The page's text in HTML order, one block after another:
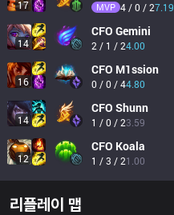
17 MVP 4 / 0 / 27.19
14
CFO Gemini
2 / 1 / 24.00
16
CFO M1ssion
0 / 0 / 44.80
14
CFO Shunn
1 / 0 / 23.59
12
CFO Koala
1 / 3 / 21.00
리플레이 맵